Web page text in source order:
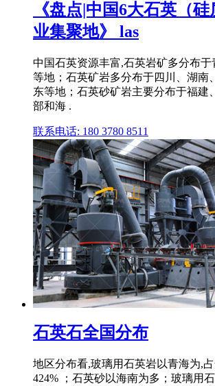
《盘点|中国6大石英（
业集聚地》 las
中国石英资源丰富,石英岩矿多分布
等地；石英矿岩多分布于四川、湖南
东等地；石英砂矿岩主要分布于福建
部和海 .
联系电话: 180 3780 8511
石英石全国分布
地区分布看,玻璃用石英岩以青海为,
424% ；石英砂以海南为多；玻璃用